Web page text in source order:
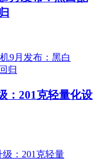
：201克轻量化设